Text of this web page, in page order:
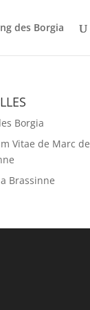
des Borgia
Borgia
Vitae de Marc de
Brassinne